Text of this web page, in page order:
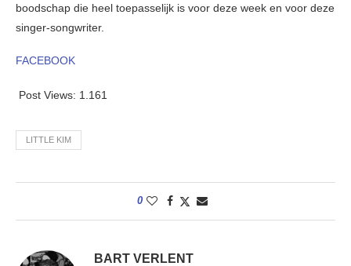
boodschap die heel toepasselijk is voor deze week en voor deze
singer-songwriter.
FACEBOOK
Post Views: 1.161
LITTLE KIM
0
BART VERLENT